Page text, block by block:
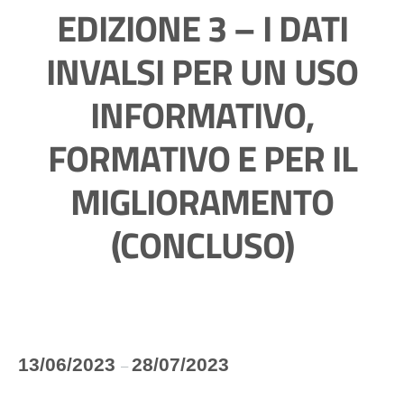
EDIZIONE 3 – I DATI
INVALSI PER UN USO
INFORMATIVO,
FORMATIVO E PER IL
MIGLIORAMENTO
(CONCLUSO)
13/06/2023 – 28/07/2023